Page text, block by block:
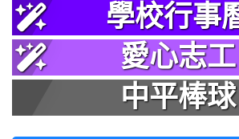
學校行事
愛心志工
中平棒球